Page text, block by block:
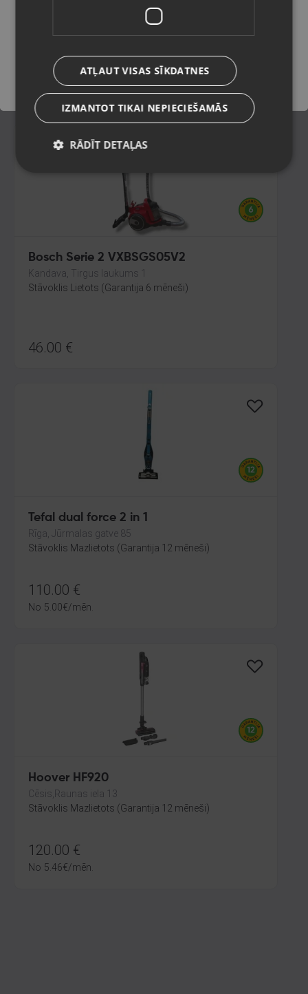
Stāvoklis Mazlietots (Garantija 12 mēneši)
75.00
3.41€/mēn.
Bosch Serie 2 VXBSGS05V2
Kandava, Tirgus laukums 1
Stāvoklis Lietots (Garantija 6 mēneši)
46.00 €
Tefal dual force 2 in 1
Rīga, Jūrmalas gatve 85
Stāvoklis Mazlietots (Garantija 12 mēneši)
110.00 €
No 5.00€/mēn.
Hoover HF920
Cēsis,Raunas iela 13
Stāvoklis Mazlietots (Garantija 12 mēneši)
120.00 €
No 5.46€/mēn.
Saglabāt
ATĻAUT VISAS SĪKDATNES
IZMANTOT TIKAI NEPIECIEŠAMĀS
RĀDĪT DETAĻAS